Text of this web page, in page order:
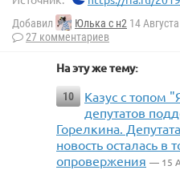
Добавил Юлька с н2 14
27 комментариев
На эту же тему:
10
Казус с топом
депутатов
Горелкина.
новость осталась в
опровержения — 15